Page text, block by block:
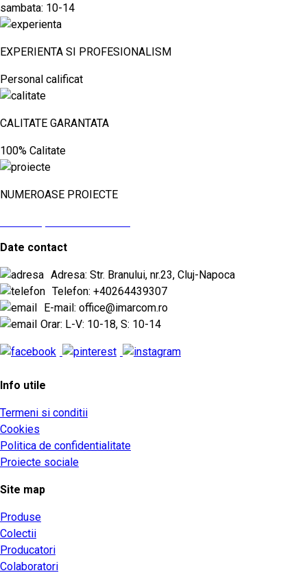
sambata: 10-14
EXPERIENTA SI PROFESIONALISM
Personal calificat
CALITATE GARANTATA
100% Calitate
NUMEROASE PROIECTE
Date contact
Adresa: Str. Branului, nr.23, Cluj-Napoca
Telefon: +40264439307
E-mail: office@imarcom.ro
Orar: L-V: 10-18, S: 10-14
Info utile
Termeni si conditii
Cookies
Politica de confidentialitate
Proiecte sociale
Site map
Produse
Colectii
Producatori
Colaboratori